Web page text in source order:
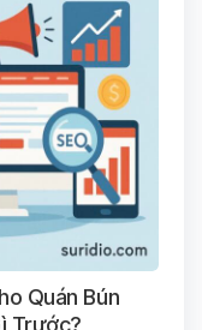
Quán Bún
Trước?